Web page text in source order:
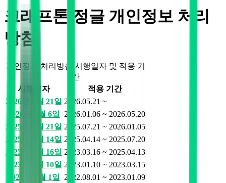
크래프톤 정글 개인정보 처리
방침
개인정보 처리방침 시행일자 및 적용 기
간
시행일자
적용 기간
2026년 5월 21일 2026.05.21 ~
2026년 1월 6일
2026.01.06 ~ 2026.05.20
2025년 7월 21일 2025.07.21 ~ 2026.01.05
2025년 4월 14일 2025.04.14 ~ 2025.07.20
2023년 3월 16일 2023.03.16 ~ 2025.04.13
2023년 1월 10일 2023.01.10 ~ 2023.03.15
2022년 8월 1일
2022.08.01 ~ 2023.01.09